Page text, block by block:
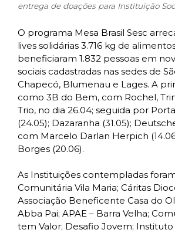
entrega de doações para Instituição
O programa Mesa Brasil Sesc
lives solidárias 3.716 kg de
beneficiaram 1.832 pessoas em
sociais cadastradas nas sedes de
Chapecó, Blumenau e Lages. A
como 3B do Bem, com Rochel,
Trio, no dia 26.04; seguida por
(24.05); Dazaranha (31.05);
com Marcelo Darlan Herpich
Borges (20.06).
As Instituições contempladas
Comunitária Vila Maria; Cáritas
Associação Beneficente Casa do
Abba Pai; APAE – Barra Velha;
tem Valor; Desafio Jovem; Instituto